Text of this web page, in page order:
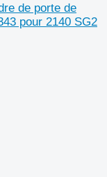
de porte de
pour 2140 SG2